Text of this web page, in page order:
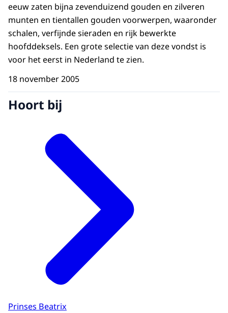
eeuw zaten bijna zevenduizend gouden en zilveren
munten en tientallen gouden voorwerpen, waaronder
schalen, verfijnde sieraden en rijk bewerkte
hoofddeksels. Een grote selectie van deze vondst is
voor het eerst in Nederland te zien.
18 november 2005
Hoort bij
Prinses Beatrix